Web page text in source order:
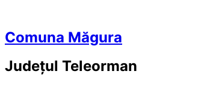
Comuna Măgura
Județul Teleorman